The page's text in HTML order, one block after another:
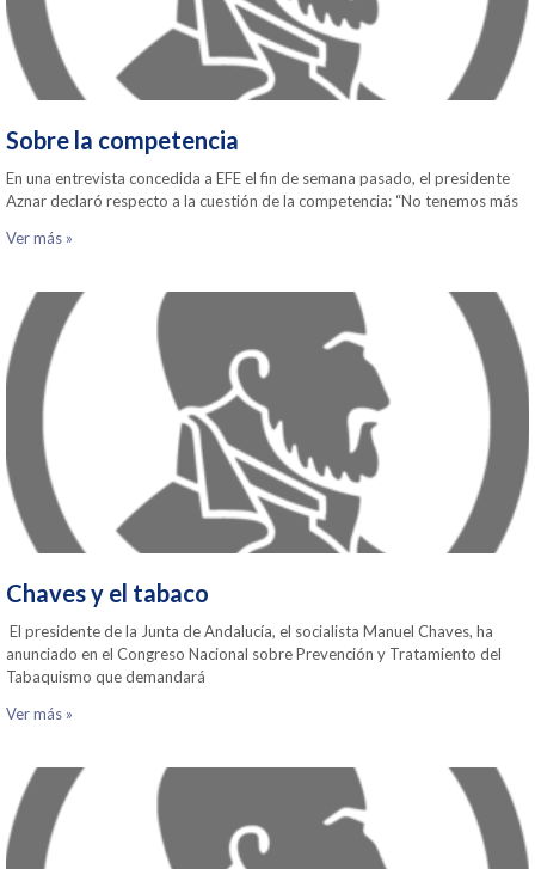
Sobre la competencia
En una entrevista concedida a EFE el fin de semana pasado, el presidente
Aznar declaró respecto a la cuestión de la competencia: “No tenemos más
Ver más »
Chaves y el tabaco
El presidente de la Junta de Andalucía, el socialista Manuel Chaves, ha
anunciado en el Congreso Nacional sobre Prevención y Tratamiento del
Tabaquismo que demandará
Ver más »